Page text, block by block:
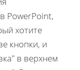
PowerPoint,
хотите
кнопки, и
в верхнем